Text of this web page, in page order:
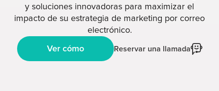
y soluciones innovadoras para maximizar el
impacto de su estrategia de marketing por correo
electrónico.
Ver cómo Reservar una llamada